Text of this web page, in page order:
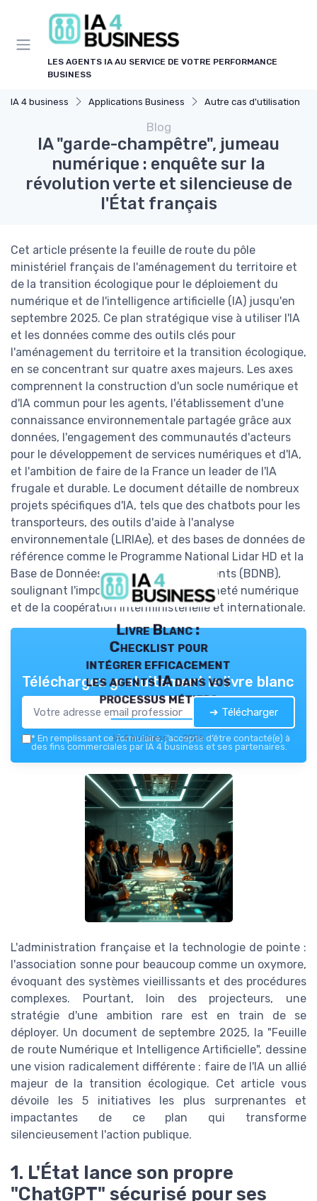
LES AGENTS IA AU SERVICE DE VOTRE PERFORMANCE
BUSINESS
IA 4 business Applications Business Autre cas d'utilisation
Blog
IA "garde-champêtre", jumeau
numérique : enquête sur la
révolution verte et silencieuse de
l'État français
Cet article présente la feuille de route du pôle
ministériel français de l'aménagement du territoire et
de la transition écologique pour le déploiement du
numérique et de l'intelligence artificielle (IA) jusqu'en
septembre 2025. Ce plan stratégique vise à utiliser l'IA
et les données comme des outils clés pour
l'aménagement du territoire et la transition écologique,
en se concentrant sur quatre axes majeurs. Les axes
comprennent la construction d'un socle numérique et
d'IA commun pour les agents, l'établissement d'une
connaissance environnementale partagée grâce aux
données, l'engagement des communautés d'acteurs
pour le développement de services numériques et d'IA,
et l'ambition de faire de la France un leader de l'IA
frugale et durable. Le document détaille de nombreux
projets spécifiques d'IA, tels que des chatbots pour les
transporteurs, des outils d'aide à l'analyse
environnementale (LIRIAe), et des bases de données de
référence comme le Programme National Lidar HD et la
Base de Données nationale des Bâtiments (BDNB),
soulignant l'importance de la souveraineté numérique
et de la coopération interministérielle et internationale.
Livre Blanc :
Checklist pour
intégrer efficacement
les agents IA dans vos
processus métiers
IA 4 business — 2026
Téléchargez gratuitement le livre blanc
➔ Télécharger
* En remplissant ce formulaire, j’accepte d’être contacté(e) à
des fins commerciales par IA 4 business et ses partenaires.
L'administration française et la technologie de pointe :
l'association sonne pour beaucoup comme un oxymore,
évoquant des systèmes vieillissants et des procédures
complexes. Pourtant, loin des projecteurs, une
stratégie d'une ambition rare est en train de se
déployer. Un document de septembre 2025, la "Feuille
de route Numérique et Intelligence Artificielle", dessine
une vision radicalement différente : faire de l'IA un allié
majeur de la transition écologique. Cet article vous
dévoile les 5 initiatives les plus surprenantes et
impactantes de ce plan qui transforme
silencieusement l'action publique.
1. L'État lance son propre
"ChatGPT" sécurisé pour ses